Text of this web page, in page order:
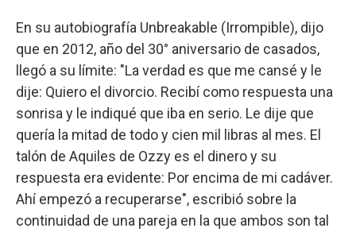
En su autobiografía Unbreakable (Irrompible), dijo
que en 2012, año del 30° aniversario de casados,
llegó a su límite: "La verdad es que me cansé y le
dije: Quiero el divorcio. Recibí como respuesta una
sonrisa y le indiqué que iba en serio. Le dije que
quería la mitad de todo y cien mil libras al mes. El
talón de Aquiles de Ozzy es el dinero y su
respuesta era evidente: Por encima de mi cadáver.
Ahí empezó a recuperarse", escribió sobre la
continuidad de una pareja en la que ambos son tal